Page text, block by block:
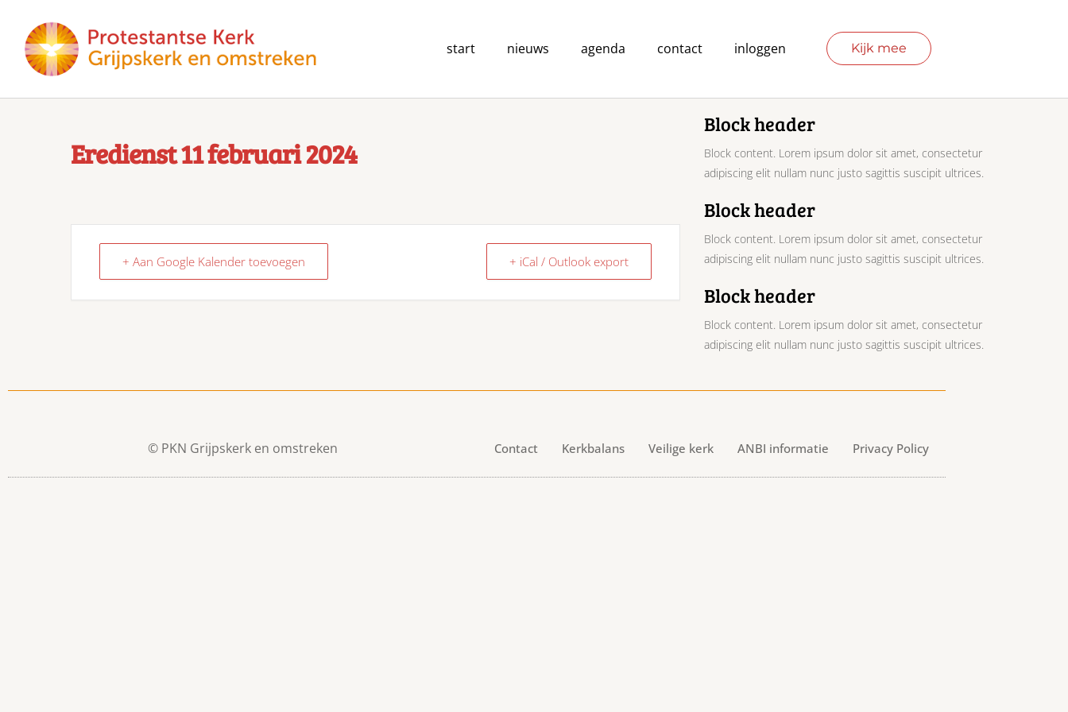
start nieuws agenda contact inloggen Kijk mee
Eredienst 11 februari 2024
+ Aan Google Kalender toevoegen + iCal / Outlook export
Block header
Block content. Lorem ipsum dolor sit amet, consectetur
adipiscing elit nullam nunc justo sagittis suscipit ultrices.
Block header
Block content. Lorem ipsum dolor sit amet, consectetur
adipiscing elit nullam nunc justo sagittis suscipit ultrices.
Block header
Block content. Lorem ipsum dolor sit amet, consectetur
adipiscing elit nullam nunc justo sagittis suscipit ultrices.
© PKN Grijpskerk en omstreken Contact Kerkbalans Veilige kerk ANBI informatie Privacy Policy